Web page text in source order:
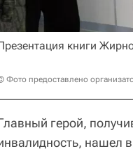
книги
Фото предоставлено
герой,
нашел